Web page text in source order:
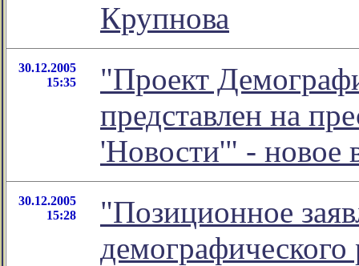
Крупнова
30.12.2005
15:35
"Проект
представлен на
'Новости'" - новое
30.12.2005
15:28
"Позиционное